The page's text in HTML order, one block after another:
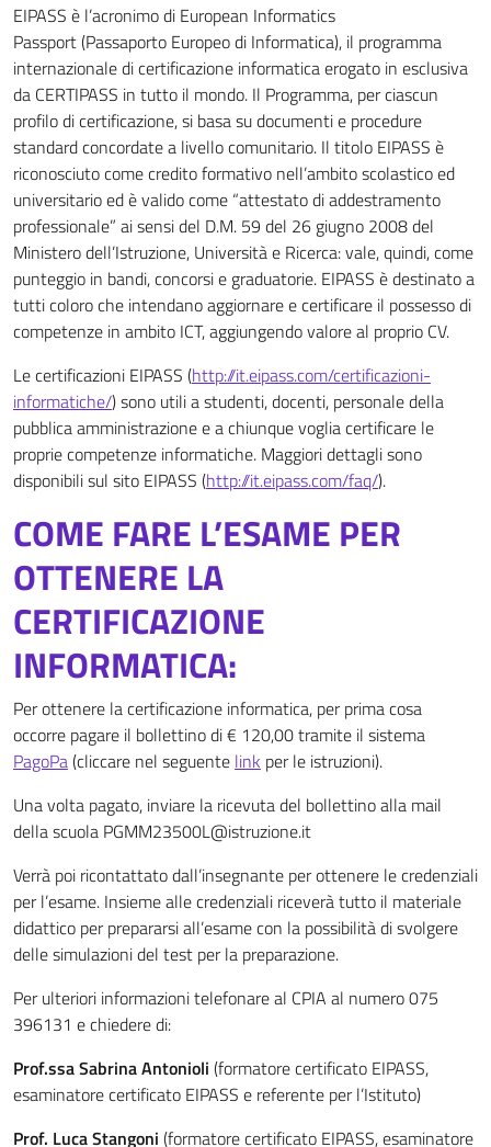
EIPASS è l’acronimo di European Informatics
Passport (Passaporto Europeo di Informatica), il programma
internazionale di certificazione informatica erogato in esclusiva
da CERTIPASS in tutto il mondo. Il Programma, per ciascun
profilo di certificazione, si basa su documenti e procedure
standard concordate a livello comunitario. Il titolo EIPASS è
riconosciuto come credito formativo nell’ambito scolastico ed
universitario ed è valido come “attestato di addestramento
professionale” ai sensi del D.M. 59 del 26 giugno 2008 del
Ministero dell’Istruzione, Università e Ricerca: vale, quindi, come
punteggio in bandi, concorsi e graduatorie. EIPASS è destinato a
tutti coloro che intendano aggiornare e certificare il possesso di
competenze in ambito ICT, aggiungendo valore al proprio CV.
Le certificazioni EIPASS (http://it.eipass.com/certificazioni-
informatiche/) sono utili a studenti, docenti, personale della
pubblica amministrazione e a chiunque voglia certificare le
proprie competenze informatiche. Maggiori dettagli sono
disponibili sul sito EIPASS (http://it.eipass.com/faq/).
COME FARE L’ESAME PER
OTTENERE LA
CERTIFICAZIONE
INFORMATICA:
Per ottenere la certificazione informatica, per prima cosa
occorre pagare il bollettino di € 120,00 tramite il sistema
PagoPa(cliccare nel seguente link per le istruzioni).
Una volta pagato, inviare la ricevuta del bollettino alla mail
della scuola PGMM23500L@istruzione.it
Verrà poi ricontattato dall’insegnante per ottenere le credenziali
per l’esame. Insieme alle credenziali riceverà tutto il materiale
didattico per prepararsi all’esame con la possibilità di svolgere
delle simulazioni del test per la preparazione.
Per ulteriori informazioni telefonare al CPIA al numero 075
396131 e chiedere di:
Prof.ssa Sabrina Antonioli (formatore certificato EIPASS,
esaminatore certificato EIPASS e referente per l’Istituto)
Prof. Luca Stangoni (formatore certificato EIPASS, esaminatore